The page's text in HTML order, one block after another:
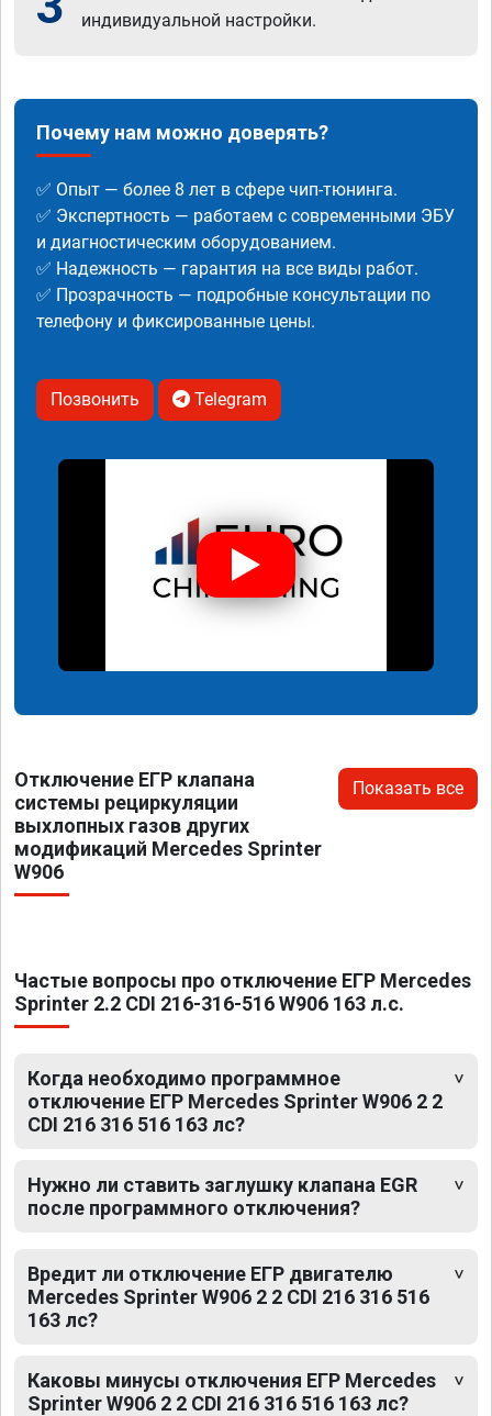
индивидуальной настройки.
Почему нам можно доверять?
✅ Опыт — более 8 лет в сфере чип-тюнинга.
✅ Экспертность — работаем с современными ЭБУ
и диагностическим оборудованием.
✅ Надежность — гарантия на все виды работ.
✅ Прозрачность — подробные консультации по
телефону и фиксированные цены.
Позвонить Telegram
Отключение ЕГР клапана
системы рециркуляции
выхлопных газов других
модификаций Mercedes Sprinter
W906
Показать все
Частые вопросы про отключение ЕГР Mercedes
Sprinter 2.2 CDI 216-316-516 W906 163 л.с.
Когда необходимо программное
отключение ЕГР Mercedes Sprinter W906 2 2
CDI 216 316 516 163 лс?
Нужно ли ставить заглушку клапана EGR
после программного отключения?
Вредит ли отключение ЕГР двигателю
Mercedes Sprinter W906 2 2 CDI 216 316 516
163 лс?
Каковы минусы отключения ЕГР Mercedes
Sprinter W906 2 2 CDI 216 316 516 163 лс?